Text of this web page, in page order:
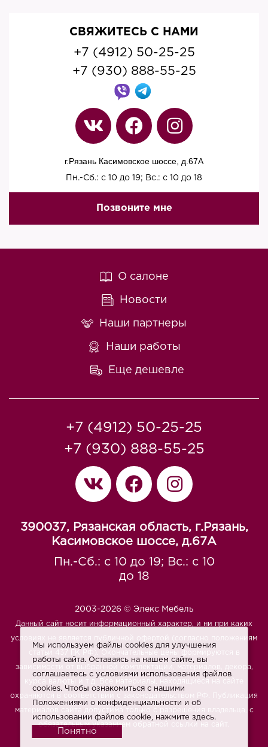
СВЯЖИТЕСЬ С НАМИ
+7 (4912) 50-25-25
+7 (930) 888-55-25
г.Рязань Касимовское шоссе, д.67A
Пн.-Сб.: с 10 до 19; Вс.: с 10 до 18
Позвоните мне
О салоне
Новости
Наши партнеры
Наши работы
Еще дешевле
+7 (4912) 50-25-25
+7 (930) 888-55-25
390037, Рязанская область, г.Рязань,
Касимовское шоссе, д.67A
Пн.-Сб.: с 10 до 19; Вс.: с 10
до 18
2003-2026 © Элекс Мебель
Данный сайт носит информационный характер, и ни при каких
условиях не является публичной офертой (согласно положениям
статьи 437 ГК РФ). Окончательные цены формируются в
зависимости от выбранной комплектации, материалов, декора,
курса валюты и т.д. Все материалы, находящиеся на сайте
охраняются в соответствии с законодательством РФ. Публикация
материалов сайта допустима только с разрешения владельца, с
обязательным указанием обратной ссылки на сайт.
Мы используем файлы cookies для улучшения
работы сайта. Оставаясь на нашем сайте, вы
соглашаетесь с условиями использования файлов
cookies. Чтобы ознакомиться с нашими
Положениями о конфиденциальности и об
использовании файлов cookie, нажмите здесь.
Понятно